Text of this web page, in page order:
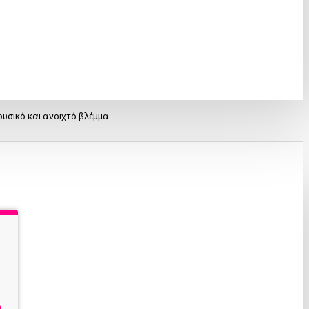
Είτε εξοπλίζετε το
ολοκληρωμένες λύσεις
και ανοιχτό βλέμμα
τη σωστή περιποίηση
αξιόπιστα
και τα απαραίτητα
να